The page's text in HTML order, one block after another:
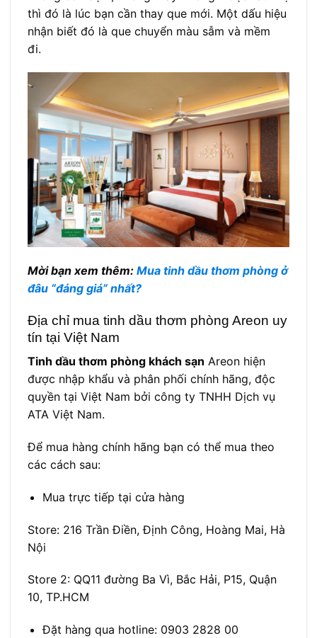
thì đó là lúc bạn cần thay que mới. Một dấu hiệu
nhận biết đó là que chuyển màu sẫm và mềm
đi.
Mời bạn xem thêm: Mua tinh dầu thơm phòng ở
đâu “đáng giá” nhất?
Địa chỉ mua tinh dầu thơm phòng Areon uy
tín tại Việt Nam
Tinh dầu thơm phòng khách sạn Areon hiện
được nhập khẩu và phân phối chính hãng, độc
quyền tại Việt Nam bởi công ty TNHH Dịch vụ
ATA Việt Nam.
Để mua hàng chính hãng bạn có thể mua theo
các cách sau:
Mua trực tiếp tại cửa hàng
Store: 216 Trần Điền, Định Công, Hoàng Mai, Hà
Nội
Store 2: QQ11 đường Ba Vì, Bắc Hải, P15, Quận
10, TP.HCM
Đặt hàng qua hotline: 0903 2828 00